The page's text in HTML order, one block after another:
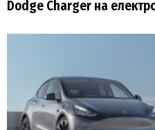
Dodge Charger на